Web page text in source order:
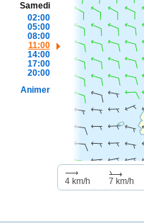
4 km/h 7 km/h
Samedi
02:00
05:00
08:00
11:00
14:00
17:00
20:00
Animer